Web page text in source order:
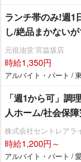
ランチ帯のみ!週1
し/絶品まかない
元祖油堂 宮益坂店
時給1,350円
アルバイト・パート /
「週1から可」調
人ホーム/社会保
株式会社セントレアラ
時給1,200円～
アルバイト・パート /